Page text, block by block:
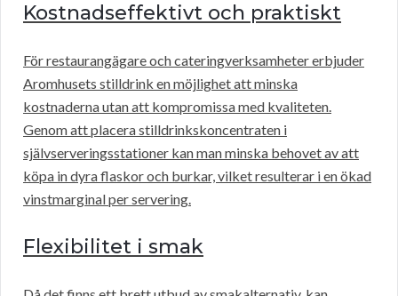
Kostnadseffektivt och praktiskt
För restaurangägare och cateringverksamheter erbjuder
Aromhusets stilldrink en möjlighet att minska
kostnaderna utan att kompromissa med kvaliteten.
Genom att placera stilldrinkskoncentraten i
självserveringsstationer kan man minska behovet av att
köpa in dyra flaskor och burkar, vilket resulterar i en ökad
vinstmarginal per servering.
Flexibilitet i smak